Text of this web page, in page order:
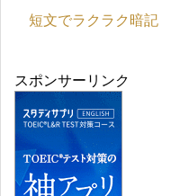
短文でラクラク暗記
スポンサーリンク